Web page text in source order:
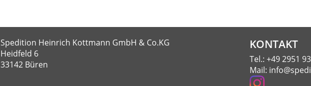
Spedition Heinrich Kottmann GmbH & Co.KG
Heidfeld 6
33142 Büren
KONTAKT
Tel.:+49 2951
Mail: